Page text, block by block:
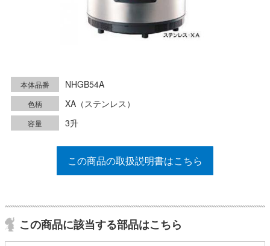
本体品番 NHGB54A
色柄 XA（ステンレス）
容量 3升
この商品の取扱説明書はこちら
この商品に該当する部品はこちら